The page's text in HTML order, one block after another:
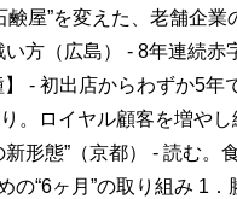
鹸屋”を変えた、老舗企
方（広島） - 8年連続
- 初出店からわずか5年
。ロイヤル顧客を増や
形態”（京都） - 読む
“6ヶ月”の取り組み 1